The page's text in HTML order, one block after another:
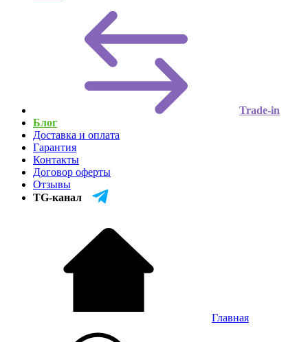
Trade-in
Блог
Доставка и оплата
Гарантия
Контакты
Договор оферты
Отзывы
TG-канал
Главная